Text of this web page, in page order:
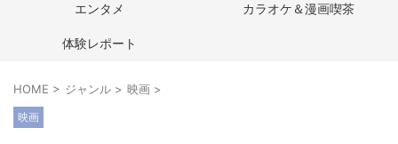
エンタメ カラオケ＆漫画喫茶
体験レポート
HOME > ジャンル > 映画 >
映画